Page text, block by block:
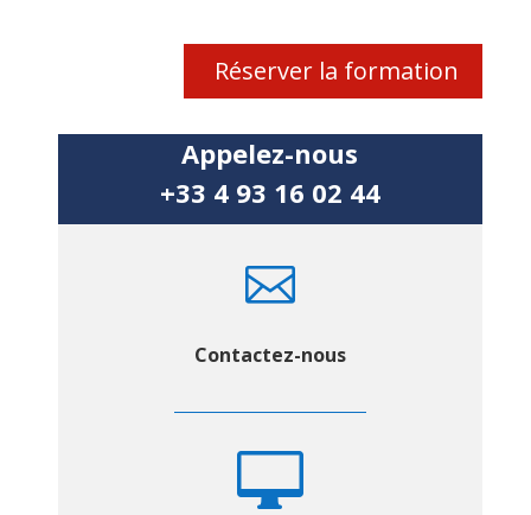
Réserver la formation
Appelez-nous
+33 4 93 16 02 44

Contactez-nous
